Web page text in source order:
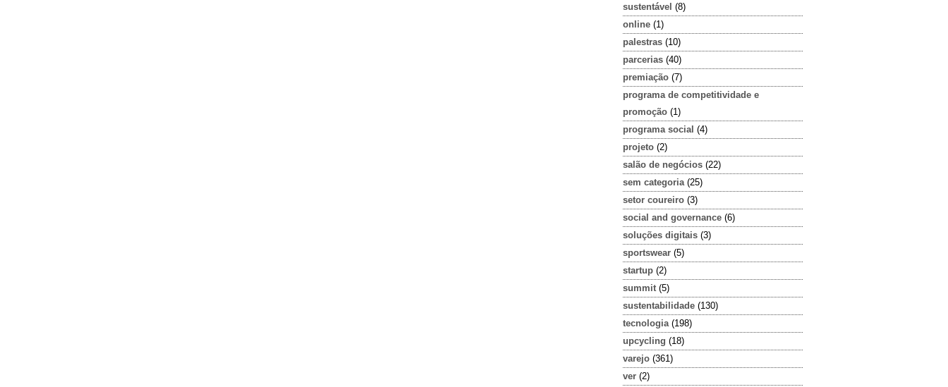
sustentável (8)
online (1)
palestras (10)
parcerias (40)
premiação (7)
programa de competitividade e
promoção (1)
programa social (4)
projeto (2)
salão de negócios (22)
sem categoria (25)
setor coureiro (3)
social and governance (6)
soluções digitais (3)
sportswear (5)
startup (2)
summit (5)
sustentabilidade (130)
tecnologia (198)
upcycling (18)
varejo (361)
ver (2)